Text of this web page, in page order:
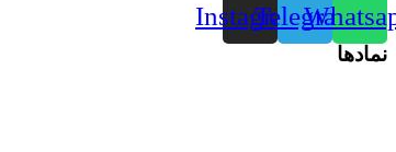
Telegram
Instagram
نمادها